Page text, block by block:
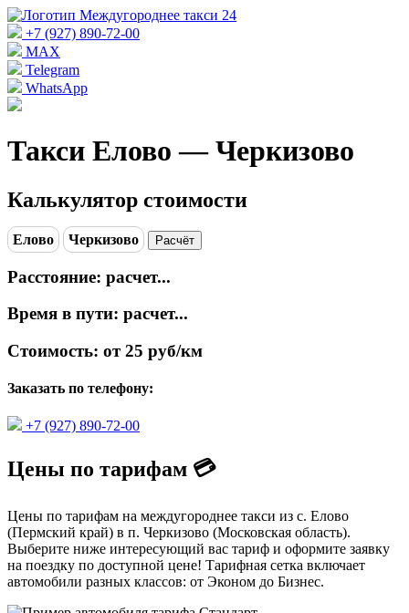
+7 (927) 890-72-00
MAX
Telegram
WhatsApp
Такси Елово — Черкизово
Калькулятор стоимости
Елово Черкизово Расчёт
Расстояние: расчет...
Время в пути: расчет...
Стоимость: от 25 руб/км
Заказать по телефону:
+7 (927) 890-72-00
Цены по тарифам 💳
Цены по тарифам на междугороднее такси из с. Елово
(Пермский край) в п. Черкизово (Московская область).
Выберите ниже интересующий вас тариф и оформите заявку
на поездку по доступной цене! Тарифная сетка включает
автомобили разных классов: от Эконом до Бизнес.